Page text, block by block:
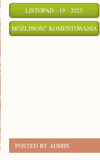
LISTOPAD - 19 - 2025
MOŻLIWOŚĆ KOMENTOWANIA
POSTED BY ADMIN